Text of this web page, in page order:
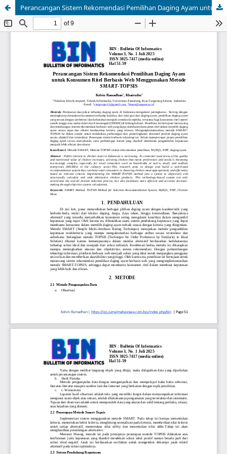
Perancangan Sistem Rekomendasi Pemilihan Daging Ayam untuk Konsumen Ritel Berbasis Web Menggunakan Metode SMART-TOPSIS